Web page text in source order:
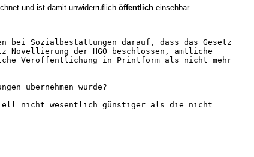
und ist damit unwiderruflich öffentlicheinsehbar.